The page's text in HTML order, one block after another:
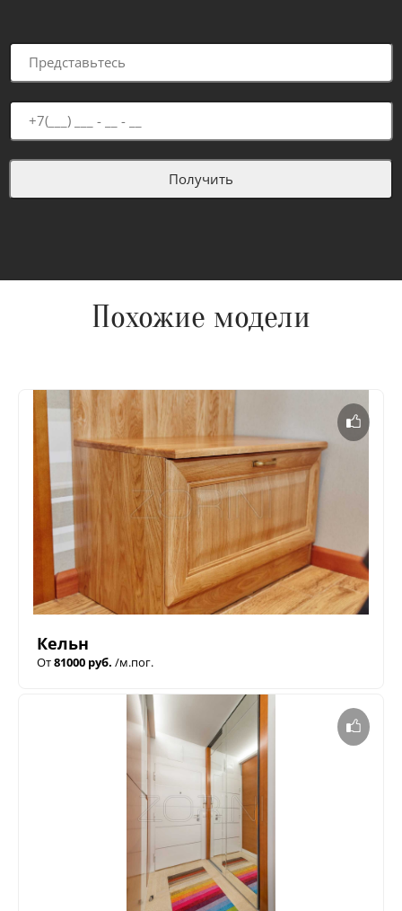
Похожие модели
Кельн
От81000 руб. /м.пог.